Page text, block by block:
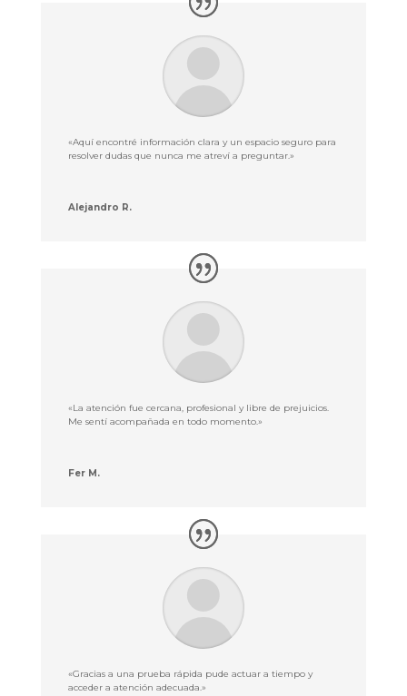
«Aquí encontré información clara y un espacio seguro para
resolver dudas que nunca me atreví a preguntar.»
Alejandro R.
«La atención fue cercana, profesional y libre de prejuicios.
Me sentí acompañada en todo momento.»
Fer M.
«Gracias a una prueba rápida pude actuar a tiempo y
acceder a atención adecuada.»